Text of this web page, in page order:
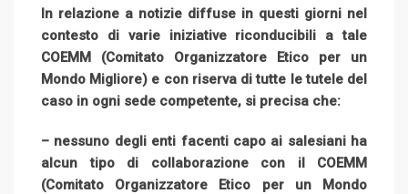
In relazione a notizie diffuse in questi giorni nel
contesto di varie iniziative riconducibili a tale
COEMM (Comitato Organizzatore Etico per un
Mondo Migliore) e con riserva di tutte le tutele del
caso in ogni sede competente, si precisa che:
– nessuno degli enti facenti capo ai salesiani ha
alcun tipo di collaborazione con il COEMM
(Comitato Organizzatore Etico per un Mondo